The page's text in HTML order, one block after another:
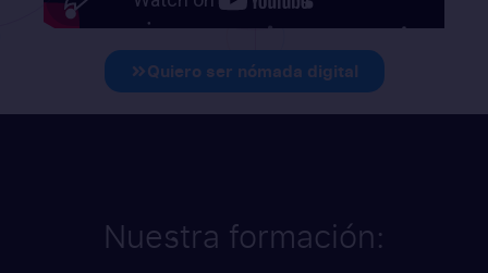
Quiero ser nómada digital
Nuestra formación: